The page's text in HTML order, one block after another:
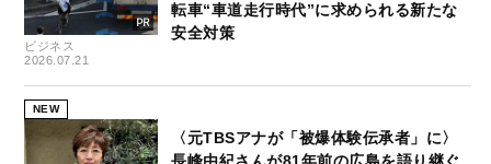
ビジネス
2026.07.21
転車“車道走行時代”に求められる新たな
安全対策
NEW
〈元TBSアナが「被爆体験伝承者」に〉